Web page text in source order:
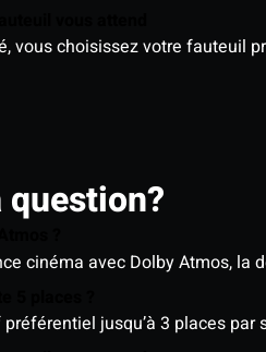
vous choisissez votre fauteuil
question?
cinéma avec Dolby Atmos,
jusqu’à 3 places